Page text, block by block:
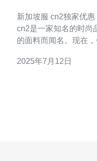
新加坡服 cn2独家优惠，快
cn2是一家知名的时尚
的面料而闻名。现在
紧继续阅读吧！ 在这次优惠活动中，新加坡服 cn2将
2025年7月12日